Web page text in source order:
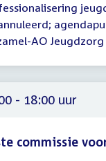
AO
- 18:00 uur
commissie